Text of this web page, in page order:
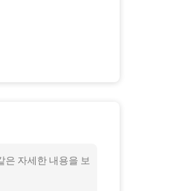
은 자세한 내용을 보